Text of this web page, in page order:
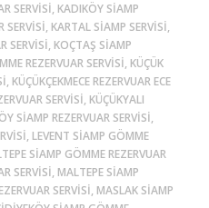
SERVISI, KADIKÖY SIAMP
SERVISI, KARTAL SIAMP SERVISI,
SERVISI, KOÇTAŞ SIAMP
REZERVUAR SERVISI, KÜÇÜK
KÜÇÜKÇEKMECE REZERVUAR ECE
SERVISI, KÜÇÜKYALI
SIAMP REZERVUAR SERVISI,
LEVENT SIAMP GÖMME
SIAMP GÖMME REZERVUAR
SERVISI, MALTEPE SIAMP
SERVISI, MASLAK SIAMP